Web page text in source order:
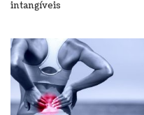
intangíveis